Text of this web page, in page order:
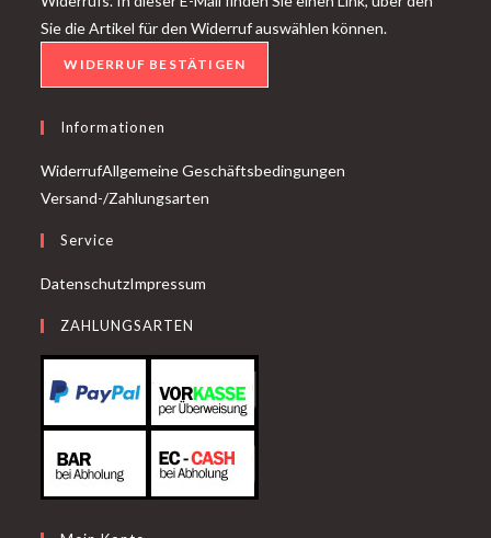
Sie die Artikel für den Widerruf auswählen können.
WIDERRUF BESTÄTIGEN
Informationen
WiderrufAllgemeine Geschäftsbedingungen
Versand-/Zahlungsarten
Service
DatenschutzImpressum
ZAHLUNGSARTEN